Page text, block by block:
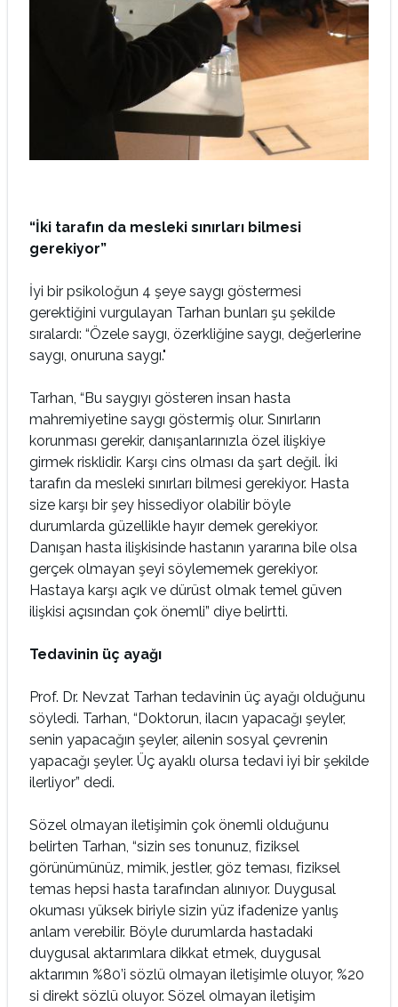
“İki tarafın da mesleki sınırları bilmesi
gerekiyor”
İyi bir psikoloğun 4 şeye saygı göstermesi
gerektiğini vurgulayan Tarhan bunları şu şekilde
sıralardı: “Özele saygı, özerkliğine saygı, değerlerine
saygı, onuruna saygı."
Tarhan, “Bu saygıyı gösteren insan hasta
mahremiyetine saygı göstermiş olur. Sınırların
korunması gerekir, danışanlarınızla özel ilişkiye
girmek risklidir. Karşı cins olması da şart değil. İki
tarafın da mesleki sınırları bilmesi gerekiyor. Hasta
size karşı bir şey hissediyor olabilir böyle
durumlarda güzellikle hayır demek gerekiyor.
Danışan hasta ilişkisinde hastanın yararına bile olsa
gerçek olmayan şeyi söylememek gerekiyor.
Hastaya karşı açık ve dürüst olmak temel güven
ilişkisi açısından çok önemli” diye belirtti.
Tedavinin üç ayağı
Prof. Dr. Nevzat Tarhan tedavinin üç ayağı olduğunu
söyledi. Tarhan, “Doktorun, ilacın yapacağı şeyler,
senin yapacağın şeyler, ailenin sosyal çevrenin
yapacağı şeyler. Üç ayaklı olursa tedavi iyi bir şekilde
ilerliyor” dedi.
Sözel olmayan iletişimin çok önemli olduğunu
belirten Tarhan, “sizin ses tonunuz, fiziksel
görünümünüz, mimik, jestler, göz teması, fiziksel
temas hepsi hasta tarafından alınıyor. Duygusal
okuması yüksek biriyle sizin yüz ifadenize yanlış
anlam verebilir. Böyle durumlarda hastadaki
duygusal aktarımlara dikkat etmek, duygusal
aktarımın %80’i sözlü olmayan iletişimle oluyor, %20
si direkt sözlü oluyor. Sözel olmayan iletişim